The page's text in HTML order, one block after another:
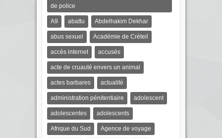
de police
A9 abattu Abdelhakim Dekhar
abus sexuel Académie de Créteil
accès internet accusés
acte de cruauté envers un animal
actes barbares actualité
administration pénitentiaire adolescent
adolescentes adolescents
Afrique du Sud Agence de voyage